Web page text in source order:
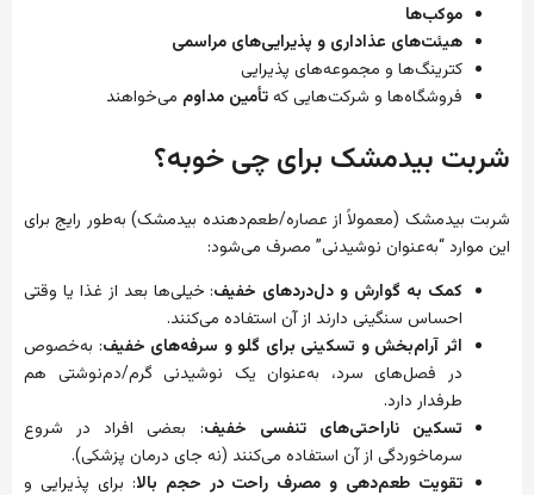
موکب‌ها
هیئت‌های عذاداری و پذیرایی‌های مراسمی
کترینگ‌ها و مجموعه‌های پذیرایی
فروشگاه‌ها و شرکت‌هایی کهتأمین مداوم می‌خواهند
شربت بیدمشک برای چی خوبه؟
شربت بیدمشک (معمولاً از عصاره/طعم‌دهنده بیدمشک) به‌طور رایج برای
این موارد “به‌عنوان نوشیدنی” مصرف می‌شود:
کمک به گوارش و دل‌دردهای خفیف: خیلی‌ها بعد از غذا یا وقتی
احساس سنگینی دارند از آن استفاده می‌کنند.
اثر آرام‌بخش و تسکینی برای گلو و سرفه‌های خفیف: به‌خصوص
در فصل‌های سرد، به‌عنوان یک نوشیدنی گرم/دم‌نوشتی هم
طرفدار دارد.
تسکین ناراحتی‌های تنفسی خفیف: بعضی افراد در شروع
سرماخوردگی از آن استفاده می‌کنند (نه جای درمان پزشکی).
تقویت طعم‌دهی و مصرف راحت در حجم بالا: برای پذیرایی و